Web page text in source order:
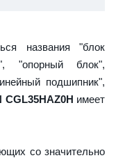
названия "блок
"опорный блок",
подшипник",
CGL35HAZ0H имеет
со значительно